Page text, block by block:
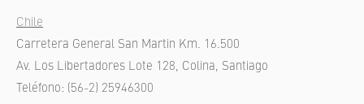
Chile
Carretera General San Martin Km. 16.500
Av. Los Libertadores Lote 128, Colina, Santiago
Teléfono: (56-2) 25946300